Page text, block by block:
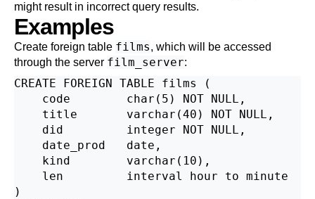
might result in incorrect query results.
Examples
Create foreign table films, which will be accessed
through the server film_server:
CREATE FOREIGN TABLE films (
    code        char(5) NOT NULL,
    title       varchar(40) NOT NULL,
    did         integer NOT NULL,
    date_prod   date,
    kind        varchar(10),
    len         interval hour to minute
)